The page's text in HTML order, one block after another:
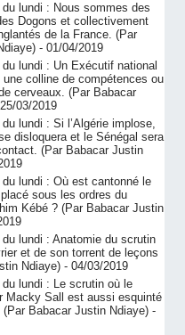
du lundi : Nous sommes des
Dogons et collectivement
de la France. (Par
- 01/04/2019
du lundi : Un Exécutif national
une colline de compétences ou
cerveaux. (Par Babacar
03/2019
du lundi : Si l’Algérie implose,
disloquera et le Sénégal sera
(Par Babacar Justin
du lundi : Où est cantonné le
sous les ordres du
Kébé ? (Par Babacar Justin
du lundi : Anatomie du scrutin
et de son torrent de leçons
Ndiaye) - 04/03/2019
du lundi : Le scrutin où le
Macky Sall est aussi esquinté
Babacar Justin Ndiaye) -